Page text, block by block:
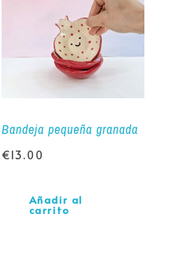
Bandeja pequeña granada
€13.00
Añadir al
carrito